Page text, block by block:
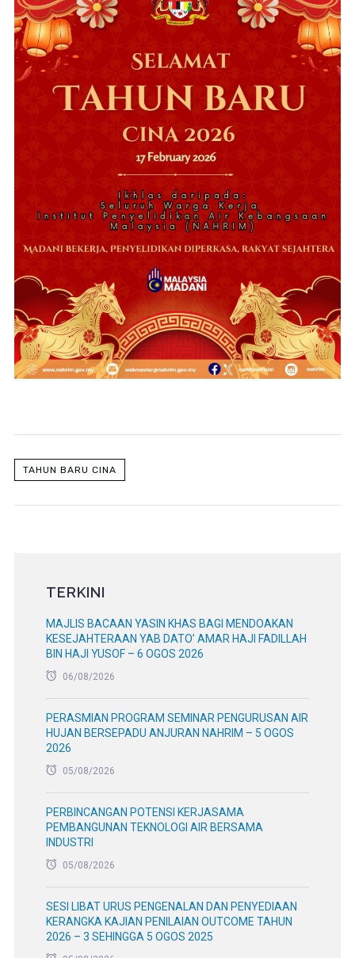
TAHUN BARU CINA
TERKINI
MAJLIS BACAAN YASIN KHAS BAGI MENDOAKAN
KESEJAHTERAAN YAB DATO’ AMAR HAJI FADILLAH
BIN HAJI YUSOF – 6 OGOS 2026
06/08/2026
PERASMIAN PROGRAM SEMINAR PENGURUSAN AIR
HUJAN BERSEPADU ANJURAN NAHRIM – 5 OGOS
2026
05/08/2026
PERBINCANGAN POTENSI KERJASAMA
PEMBANGUNAN TEKNOLOGI AIR BERSAMA
INDUSTRI
05/08/2026
SESI LIBAT URUS PENGENALAN DAN PENYEDIAAN
KERANGKA KAJIAN PENILAIAN OUTCOME TAHUN
2026 – 3 SEHINGGA 5 OGOS 2025